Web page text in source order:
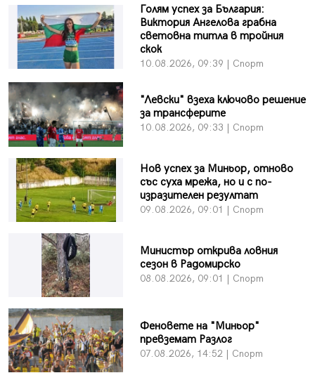
Голям успех за България:
Виктория Ангелова грабна
световна титла в тройния
скок
10.08.2026, 09:39 | Спорт
"Левски" взеха ключово решение
за трансферите
10.08.2026, 09:33 | Спорт
Нов успех за Миньор, отново
със суха мрежа, но и с по-
изразителен резултат
09.08.2026, 09:01 | Спорт
Министър открива ловния
сезон в Радомирско
08.08.2026, 09:01 | Спорт
Феновете на "Миньор"
превземат Разлог
07.08.2026, 14:52 | Спорт